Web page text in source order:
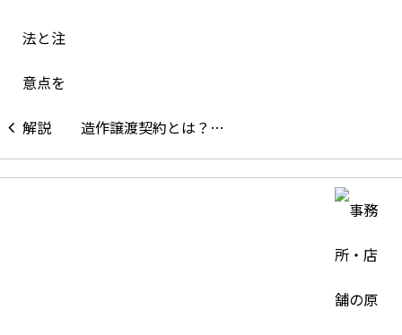
造作譲渡契約とは？…